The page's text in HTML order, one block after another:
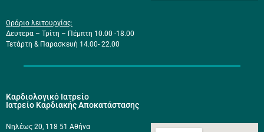
Ωράριο λειτουργίας:
Δευτερα – Τρίτη – Πέμπτη 10.00 -18.00
Τετάρτη & Παρασκευή 14.00- 22.00
Καρδιολογικό Ιατρείο
Ιατρείο Καρδιακής Αποκατάστασης
Νηλέως 20, 118 51 Αθήνα